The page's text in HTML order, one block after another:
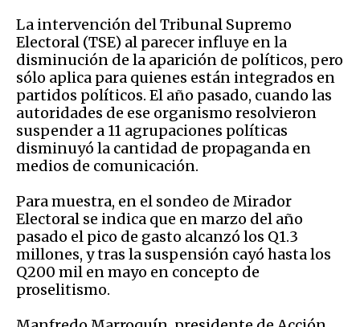
La intervención del Tribunal Supremo
Electoral (TSE) al parecer influye en la
disminución de la aparición de políticos, pero
sólo aplica para quienes están integrados en
partidos políticos. El año pasado, cuando las
autoridades de ese organismo resolvieron
suspender a 11 agrupaciones políticas
disminuyó la cantidad de propaganda en
medios de comunicación.
Para muestra, en el sondeo de Mirador
Electoral se indica que en marzo del año
pasado el pico de gasto alcanzó los Q1.3
millones, y tras la suspensión cayó hasta los
Q200 mil en mayo en concepto de
proselitismo.